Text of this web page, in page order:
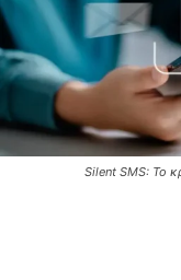
Silent SMS: Το